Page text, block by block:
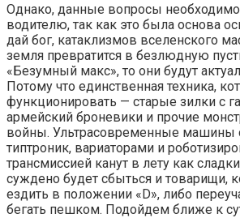
Однако, данные вопросы
водителю, так как это была основа
дай бог, катаклизмов вселенского
земля превратится в безлюдную
«Безумный макс», то они будут
Потому что единственная техника,
функционировать — старые зилки с
армейский броневики и прочие
войны. Ультрасовременные машины
типтроник, вариаторами и
трансмиссией канут в лету как
суждено будет сбыться и товарищи,
ездить в положении «D», либо
бегать пешком. Подойдем ближе к